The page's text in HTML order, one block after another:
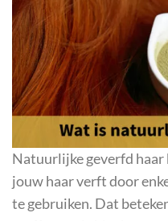
Natuurlijke geverfd
jouw haar verft door
te gebruiken. Dat